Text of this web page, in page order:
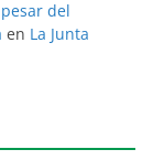
del
en La Junta